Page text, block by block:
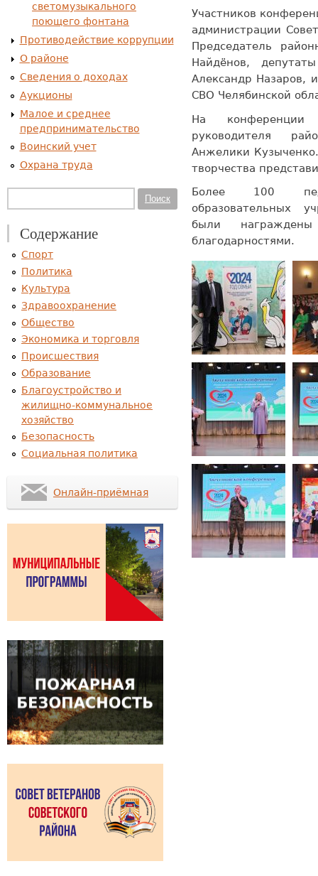
Участников
администрации
Председатель
Найдёнов,
Александр Назаров,
СВО Челябинской
На конференции
руководителя
Анжелики
творчества
Более 100
образовательных
были
благодарностями.
светомузыкального
поющего фонтана
Противодействие коррупции
О районе
Сведения о доходах
Аукционы
Малое и среднее
предпринимательство
Воинский учет
Охрана труда
Поиск
Содержание
Спорт
Политика
Культура
Здравоохранение
Общество
Экономика и торговля
Происшествия
Образование
Благоустройство и
жилищно-коммунальное
хозяйство
Безопасность
Социальная политика
Онлайн-приёмная